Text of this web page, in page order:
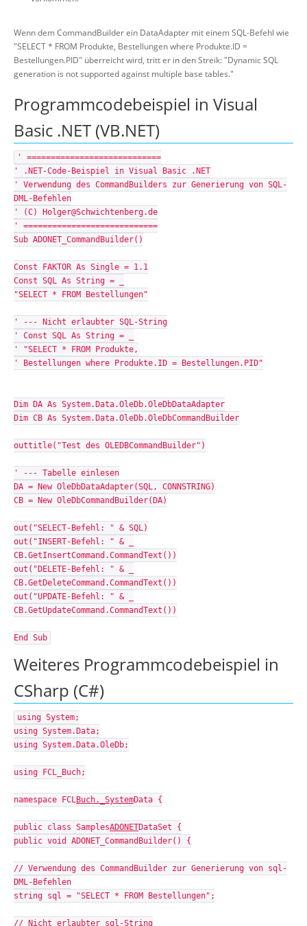
Wenn dem CommandBuilder ein DataAdapter mit einem SQL-Befehl wie
"SELECT * FROM Produkte, Bestellungen where Produkte.ID =
Bestellungen.PID" überreicht wird, tritt er in den Streik: "Dynamic SQL
generation is not supported against multiple base tables."
Programmcodebeispiel in Visual
Basic .NET (VB.NET)
' ============================
' .NET-Code-Beispiel in Visual Basic .NET
' Verwendung des CommandBuilders zur Generierung von SQL-
DML-Befehlen
' (C) Holger@Schwichtenberg.de
' ============================
Sub ADONET_CommandBuilder()
Const FAKTOR As Single = 1.1
Const SQL As String = _
"SELECT * FROM Bestellungen"
' --- Nicht erlaubter SQL-String
' Const SQL As String = _
' "SELECT * FROM Produkte,
' Bestellungen where Produkte.ID = Bestellungen.PID"
Dim DA As System.Data.OleDb.OleDbDataAdapter
Dim CB As System.Data.OleDb.OleDbCommandBuilder
outtitle("Test des OLEDBCommandBuilder")
' --- Tabelle einlesen
DA = New OleDbDataAdapter(SQL, CONNSTRING)
CB = New OleDbCommandBuilder(DA)
out("SELECT-Befehl: " & SQL)
out("INSERT-Befehl: " & _
CB.GetInsertCommand.CommandText())
out("DELETE-Befehl: " & _
CB.GetDeleteCommand.CommandText())
out("UPDATE-Befehl: " & _
CB.GetUpdateCommand.CommandText())
End Sub
Weiteres Programmcodebeispiel in
CSharp (C#)
using System;
using System.Data;
using System.Data.OleDb;
using FCL_Buch;
namespace FCLBuch._SystemData {
public class SamplesADONETDataSet {
public void ADONET_CommandBuilder() {
// Verwendung des CommandBuilder zur Generierung von sql-
DML-Befehlen
string sql = "SELECT * FROM Bestellungen";
// Nicht erlaubter sql-String